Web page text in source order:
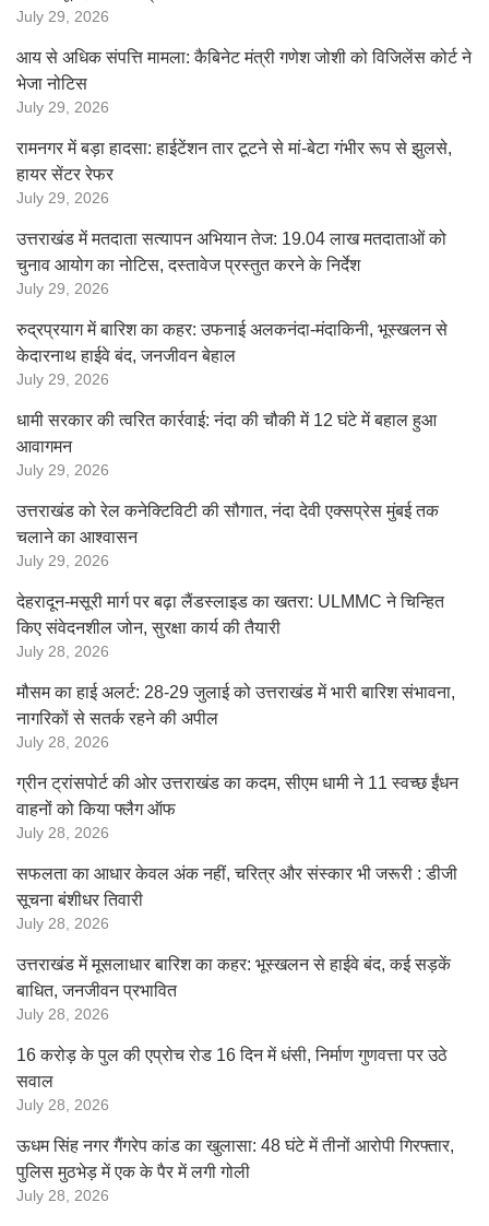
July 29, 2026
आय से अधिक संपत्ति मामला: कैबिनेट मंत्री गणेश जोशी को विजिलेंस कोर्ट ने
भेजा नोटिस
July 29, 2026
रामनगर में बड़ा हादसा: हाईटेंशन तार टूटने से मां-बेटा गंभीर रूप से झुलसे,
हायर सेंटर रेफर
July 29, 2026
उत्तराखंड में मतदाता सत्यापन अभियान तेज: 19.04 लाख मतदाताओं को
चुनाव आयोग का नोटिस, दस्तावेज प्रस्तुत करने के निर्देश
July 29, 2026
रुद्रप्रयाग में बारिश का कहर: उफनाई अलकनंदा-मंदाकिनी, भूस्खलन से
केदारनाथ हाईवे बंद, जनजीवन बेहाल
July 29, 2026
धामी सरकार की त्वरित कार्रवाई: नंदा की चौकी में 12 घंटे में बहाल हुआ
आवागमन
July 29, 2026
उत्तराखंड को रेल कनेक्टिविटी की सौगात, नंदा देवी एक्सप्रेस मुंबई तक
चलाने का आश्वासन
July 29, 2026
देहरादून-मसूरी मार्ग पर बढ़ा लैंडस्लाइड का खतरा: ULMMC ने चिन्हित
किए संवेदनशील जोन, सुरक्षा कार्य की तैयारी
July 28, 2026
मौसम का हाई अलर्ट: 28-29 जुलाई को उत्तराखंड में भारी बारिश संभावना,
नागरिकों से सतर्क रहने की अपील
July 28, 2026
ग्रीन ट्रांसपोर्ट की ओर उत्तराखंड का कदम, सीएम धामी ने 11 स्वच्छ ईंधन
वाहनों को किया फ्लैग ऑफ
July 28, 2026
सफलता का आधार केवल अंक नहीं, चरित्र और संस्कार भी जरूरी : डीजी
सूचना बंशीधर तिवारी
July 28, 2026
उत्तराखंड में मूसलाधार बारिश का कहर: भूस्खलन से हाईवे बंद, कई सड़कें
बाधित, जनजीवन प्रभावित
July 28, 2026
16 करोड़ के पुल की एप्रोच रोड 16 दिन में धंसी, निर्माण गुणवत्ता पर उठे
सवाल
July 28, 2026
ऊधम सिंह नगर गैंगरेप कांड का खुलासा: 48 घंटे में तीनों आरोपी गिरफ्तार,
पुलिस मुठभेड़ में एक के पैर में लगी गोली
July 28, 2026